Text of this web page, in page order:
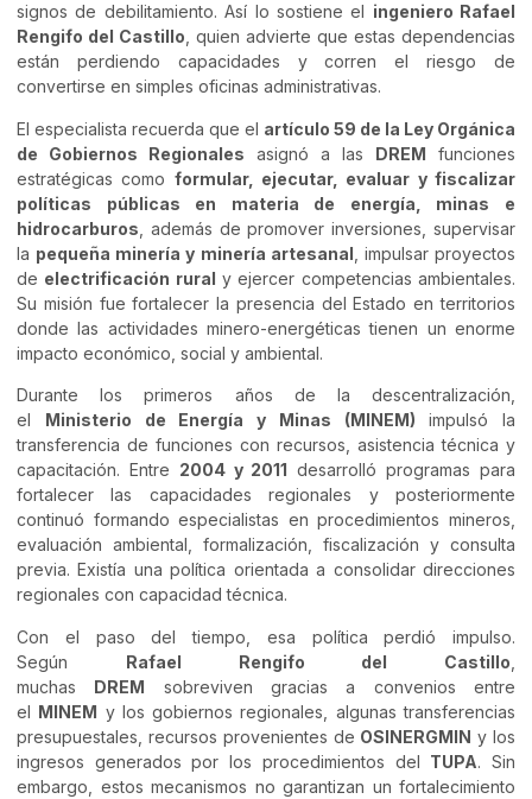
signos de debilitamiento. Así lo sostiene el ingeniero Rafael
Rengifo del Castillo , quien advierte que estas dependencias
están perdiendo capacidades y corren el riesgo de
convertirse en simples oficinas administrativas.
El especialista recuerda que el artículo 59 de la Ley Orgánica
de Gobiernos Regionales asignó a las DREM funciones
estratégicas como formular, ejecutar, evaluar y fiscalizar
políticas públicas en materia de energía, minas e
hidrocarburos , además de promover inversiones, supervisar
la pequeña minería y minería artesanal , impulsar proyectos
de electrificación rural y ejercer competencias ambientales.
Su misión fue fortalecer la presencia del Estado en territorios
donde las actividades minero-energéticas tienen un enorme
impacto económico, social y ambiental.
Durante los primeros años de la descentralización,
el Ministerio de Energía y Minas (MINEM) impulsó la
transferencia de funciones con recursos, asistencia técnica y
capacitación. Entre 2004 y 2011 desarrolló programas para
fortalecer las capacidades regionales y posteriormente
continuó formando especialistas en procedimientos mineros,
evaluación ambiental, formalización, fiscalización y consulta
previa. Existía una política orientada a consolidar direcciones
regionales con capacidad técnica.
Con el paso del tiempo, esa política perdió impulso.
Según Rafael Rengifo del Castillo
muchas DREM sobreviven gracias a convenios entre
el MINEM y los gobiernos regionales, algunas transferencias
presupuestales, recursos provenientes de OSINERGMIN y los
ingresos generados por los procedimientos del TUPA. Sin
embargo, estos mecanismos no garantizan un fortalecimiento